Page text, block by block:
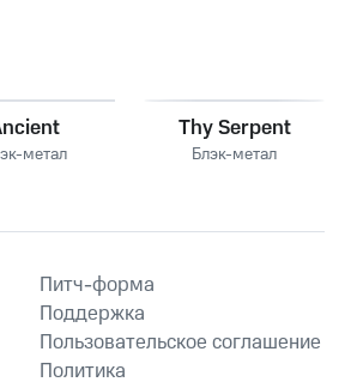
метал
Thy Serpent
Блэк-метал
Питч-форма
Поддержка
Пользовательское соглашение
Политика